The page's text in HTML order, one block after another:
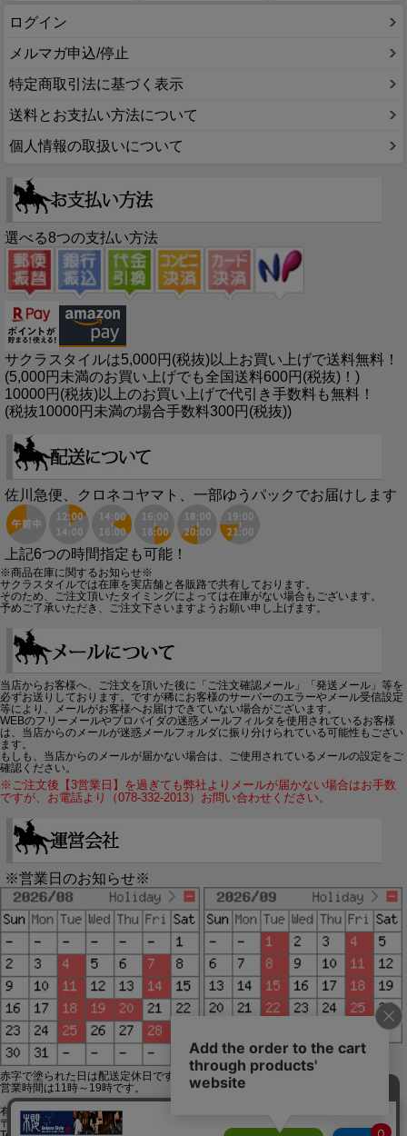
ログイン
メルマガ申込/停止
特定商取引法に基づく表示
送料とお支払い方法について
個人情報の取扱いについて
選べる8つの支払い方法
サクラスタイルは5,000円(税抜)以上お買い上げで送料無料！
(5,000円未満のお買い上げでも全国送料600円(税抜)！)
10000円(税抜)以上のお買い上げで代引き手数料も無料！
(税抜10000円未満の場合手数料300円(税抜))
佐川急便、クロネコヤマト、一部ゆうパックでお届けします
上記6つの時間指定も可能！
※商品在庫に関するお知らせ※
サクラスタイルでは在庫を実店舗と各販路で共有しております。
そのため、ご注文頂いたタイミングによっては在庫がない場合もございます。
予めご了承いただき、ご注文下さいますようお願い申し上げます。
当店からお客様へ、ご注文を頂いた後に「ご注文確認メール」「発送メール」等を
必ずお送りしております。ですが稀にお客様のサーバーのエラーやメール受信設定
等により、メールがお客様へお届けできていない場合がございます。
WEBのフリーメールやプロバイダの迷惑メールフィルタを使用されているお客様
は、当店からのメールが迷惑メールフォルダに振り分けられている可能性もござい
ます。
もしも、当店からのメールが届かない場合は、ご使用されているメールの設定をご
確認ください。
※ご注文後【3営業日】を過ぎても弊社よりメールが届かない場合はお手数
ですが、お電話より（078-332-2013）お問い合わせください。
※営業日のお知らせ※
赤字で塗られた日は配送定休日です。
営業時間は11時～19時です。
有限会社ジップジップ SakuraStyle通販事業部
〒650-0021 神戸市中央区三宮町3-9-19イトウビル1,4F